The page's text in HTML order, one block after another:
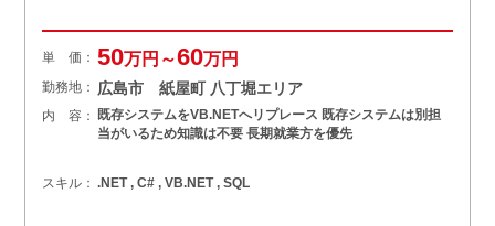
単 価： 50万円～60万円
勤務地： 広島市 紙屋町 八丁堀エリア
内 容：
既存システムをVB.NETへリプレース 既存システムは別担
当がいるため知識は不要 長期就業方を優先
スキル： .NET , C# , VB.NET , SQL